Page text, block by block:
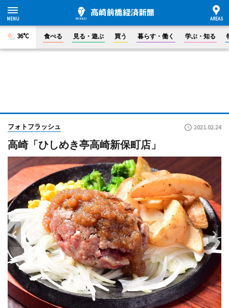
36°C 食べる 見る・遊ぶ 買う 暮らす・働く 学ぶ・知る
フォトフラッシュ 2021.02.24
高崎「ひしめき亭高崎新保町店」